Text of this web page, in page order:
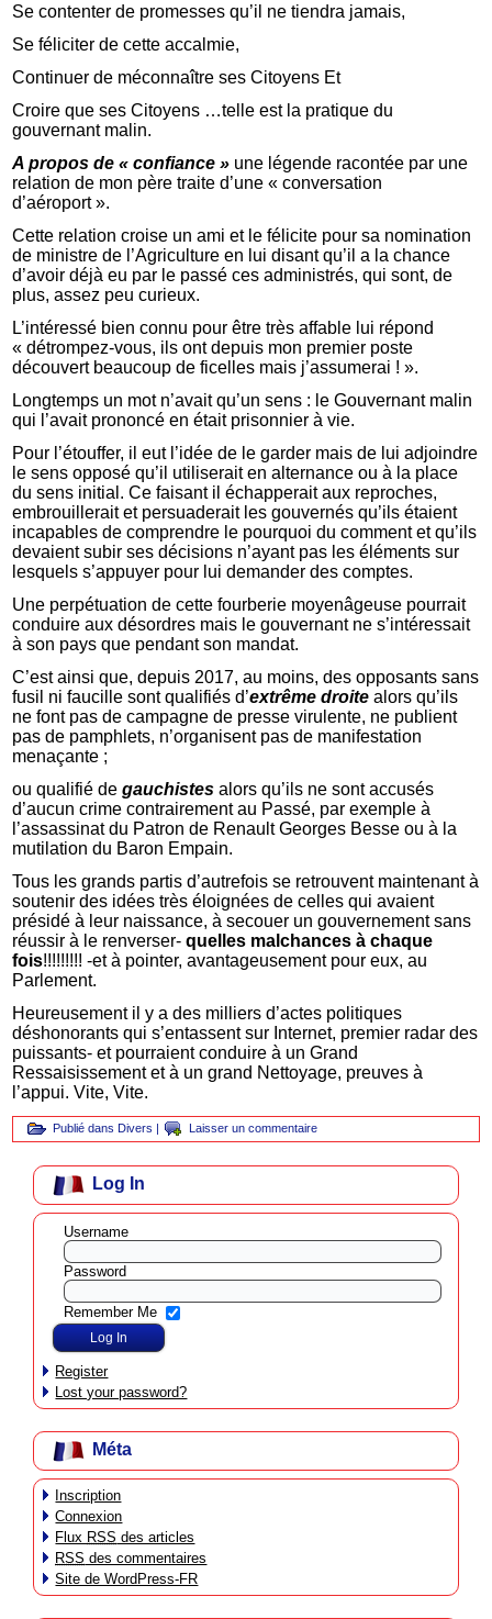
Se contenter de promesses qu’il ne tiendra jamais,
Se féliciter de cette accalmie,
Continuer de méconnaître ses Citoyens Et
Croire que ses Citoyens …telle est la pratique du
gouvernant malin.
A propos de « confiance » une légende racontée par une
relation de mon père traite d’une « conversation
d’aéroport ».
Cette relation croise un ami et le félicite pour sa nomination
de ministre de l’Agriculture en lui disant qu’il a la chance
d’avoir déjà eu par le passé ces administrés, qui sont, de
plus, assez peu curieux.
L’intéressé bien connu pour être très affable lui répond
« détrompez-vous, ils ont depuis mon premier poste
découvert beaucoup de ficelles mais j’assumerai ! ».
Longtemps un mot n’avait qu’un sens : le Gouvernant malin
qui l’avait prononcé en était prisonnier à vie.
Pour l’étouffer, il eut l’idée de le garder mais de lui adjoindre
le sens opposé qu’il utiliserait en alternance ou à la place
du sens initial. Ce faisant il échapperait aux reproches,
embrouillerait et persuaderait les gouvernés qu’ils étaient
incapables de comprendre le pourquoi du comment et qu’ils
devaient subir ses décisions n’ayant pas les éléments sur
lesquels s’appuyer pour lui demander des comptes.
Une perpétuation de cette fourberie moyenâgeuse pourrait
conduire aux désordres mais le gouvernant ne s’intéressait
à son pays que pendant son mandat.
C’est ainsi que, depuis 2017, au moins, des opposants sans
fusil ni faucille sont qualifiés d’extrême droitealors qu’ils
ne font pas de campagne de presse virulente, ne publient
pas de pamphlets, n’organisent pas de manifestation
menaçante ;
ou qualifié degauchistes alors qu’ils ne sont accusés
d’aucun crime contrairement au Passé, par exemple à
l’assassinat du Patron de Renault Georges Besse ou à la
mutilation du Baron Empain.
Tous les grands partis d’autrefois se retrouvent maintenant à
soutenir des idées très éloignées de celles qui avaient
présidé à leur naissance, à secouer un gouvernement sans
réussir à le renverser-quelles malchances à chaque
fois!!!!!!!!! -et à pointer, avantageusement pour eux, au
Parlement.
Heureusement il y a des milliers d’actes politiques
déshonorants qui s’entassent sur Internet, premier radar des
puissants- et pourraient conduire à un Grand
Ressaisissement et à un grand Nettoyage, preuves à
l’appui. Vite, Vite.
Publié dans Divers | Laisser un commentaire
Log In
Username
Password
Remember Me
Register
Lost your password?
Méta
Inscription
Connexion
Flux RSS des articles
RSS des commentaires
Site de WordPress-FR